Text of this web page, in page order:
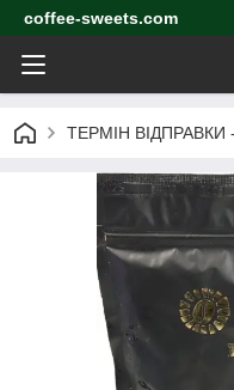
coffee-sweets.com
ТЕРМІН